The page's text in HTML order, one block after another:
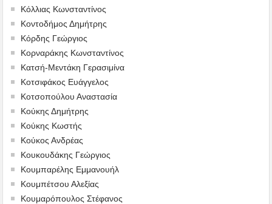
Κόλλιας Κωνσταντίνος
Κοντοδήμος Δημήτρης
Κόρδης Γεώργιος
Κορναράκης Κωνσταντίνος
Κατσή-Μεντάκη Γερασιμίνα
Κοτσιφάκος Ευάγγελος
Κοτσοπούλου Αναστασία
Κούκης Δημήτρης
Κούκης Κωστής
Κούκος Ανδρέας
Κουκουδάκης Γεώργιος
Κουμπαρέλης Εμμανουήλ
Κουμπέτσου Αλεξίας
Κουμαρόπουλος Στέφανος